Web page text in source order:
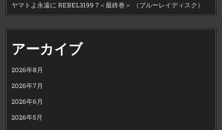
ヤマトよ永遠に REBEL3199 7＜最終巻＞ （ブルーレイディスク）
アーカイブ
2026年8月
2026年7月
2026年6月
2026年5月